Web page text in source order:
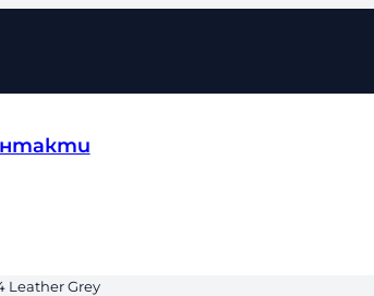
Leather Grey